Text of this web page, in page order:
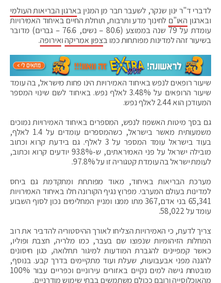
לדברי ד"ר ינון שנקר, לשעבר חבר מן המנין בארגון הבריאות העולמי
ובארגון האו"ם לחינוך מדע ותרבות, תוחלת החיים באיחוד האמירויות
עומדת על 79 שנה בממוצע (80.6 – נשים, 76.6 – גברים) מדובר
בשיעור זהה למדינות מפותחות כמו בצפון אמריקהואירופה.
שיעור רופאים לנפש באיחוד האמירויות הינו פחות מישראל, בה עומד
שיעור הרופאים על 3.48% לאלף נפש. באיחוד לשם שינוי המספר
המעודכן הוא 2.44 לאלף נפש.
גם בסך מיטות האשפוז לנפש, המספרים באיחוד האמירויות נמוכים
משמעותית מאשר בישראל, כשהמספרים עומדים על 1.4 לאלף,
בעוד בישראל עומד המספר על 3 לאלף. גם בידעת קרוא וכתוב
מובילה ישראל על פני האמיראתים, ש-93.8% יודעים קרוא וכתוב,
לעומת ישראל בה עומדת קטגוריה זו על 97.8%.
מערכת הבריאות באיחוד, מאוד מפותחת ומתקדמת גם ביחס
למדינות בעולם המערבי. מפרוץ נגיף הקורונה חלו באיחוד האמירויות
65,341 בני אדם,367 מתו ממנו ומניין המחלימים נכון לסוף השבוע
עומד על 58,022.
צריך לדעת, כי האמירויות הצליחו לאורך ההיסטוריה להדביר את רוב
המחלות הזיהומיות שנפוצו שם בעבר, כמו מלריה, חצבת ופוליו,
כאשר קמפיינים להגברת המודעות למיגור תחלואה, כגון חיסונים
להגנה מפני אבעבועות, שעלת ועוד מתקיימים בדרך קבע. בנוסף,
מובטחת גישה למים נקיים באזורים עירוניים וכפריים עבור 100%
מהאוכלוסייה ורובם ככולם משתמשים בבתי שימוש מודרניים.